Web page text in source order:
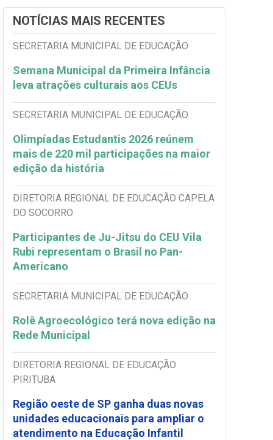
NOTÍCIAS MAIS RECENTES
SECRETARIA MUNICIPAL DE EDUCAÇÃO
Semana Municipal da Primeira Infância
leva atrações culturais aos CEUs
SECRETARIA MUNICIPAL DE EDUCAÇÃO
Olimpíadas Estudantis 2026 reúnem
mais de 220 mil participações na maior
edição da história
DIRETORIA REGIONAL DE EDUCAÇÃO CAPELA
DO SOCORRO
Participantes de Ju-Jitsu do CEU Vila
Rubi representam o Brasil no Pan-
Americano
SECRETARIA MUNICIPAL DE EDUCAÇÃO
Rolê Agroecológico terá nova edição na
Rede Municipal
DIRETORIA REGIONAL DE EDUCAÇÃO
PIRITUBA
Região oeste de SP ganha duas novas
unidades educacionais para ampliar o
atendimento na Educação Infantil